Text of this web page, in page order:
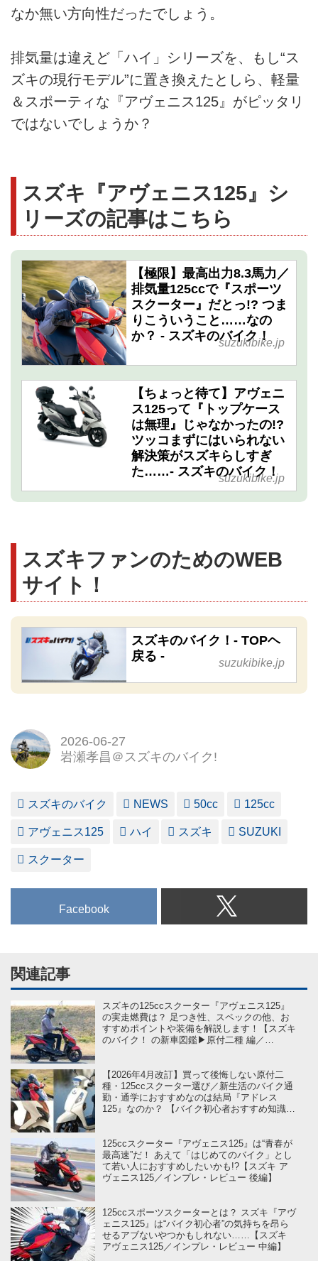
なか無い方向性だったでしょう。
排気量は違えど「ハイ」シリーズを、もし“ス
ズキの現行モデル”に置き換えたとしら、軽量
＆スポーティな『アヴェニス125』がピッタリ
ではないでしょうか？
スズキ『アヴェニス125』シ
リーズの記事はこちら
【極限】最高出力8.3馬力／
排気量125ccで『スポーツ
スクーター』だとっ!? つま
りこういうこと……なの
か？ - スズキのバイク！
suzukibike.jp
【ちょっと待て】アヴェニ
ス125って『トップケース
は無理』じゃなかったの!?
ツッコまずにはいられない
解決策がスズキらしすぎ
た……- スズキのバイク！
suzukibike.jp
スズキファンのためのWEB
サイト！
スズキのバイク！- TOPヘ
戻る -
suzukibike.jp
2026-06-27
岩瀬孝昌＠スズキのバイク!
スズキのバイク NEWS 50cc 125cc
アヴェニス125 ハイ スズキ SUZUKI
スクーター
Facebook
関連記事
スズキの125ccスクーター『アヴェニス125』
の実走燃費は？ 足つき性、スペックの他、お
すすめポイントや装備を解説します！【スズキ
のバイク！ の新車図鑑▶原付二種 編／
【2026年4月改訂】買って後悔しない原付二
種・125ccスクーター選び／新生活のバイク通
勤・通学におすすめなのは結局『アドレス
125』なのか？ 【バイク初心者おすすめ知識学
125ccスクーター『アヴェニス125』は“青春が
最高速”だ！ あえて「はじめてのバイク」とし
て若い人におすすめしたいかも!?【スズキ ア
ヴェニス125／インプレ・レビュー 後編】
125ccスポーツスクーターとは？ スズキ『アヴ
ェニス125』は“バイク初心者”の気持ちを昂ら
せるアブないやつかもしれない……【スズキ
アヴェニス125／インプレ・レビュー 中編】